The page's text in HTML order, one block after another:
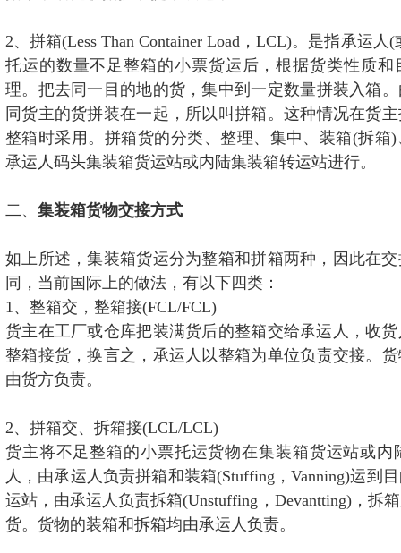
2、拼箱(Less Than Container Load，LCL)。是指承运人
托运的数量不足整箱的小票货运后，根据货类性质和
理。把去同一目的地的货，集中到一定数量拼装入箱
同货主的货拼装在一起，所以叫拼箱。这种情况在货
整箱时采用。拼箱货的分类、整理、集中、装箱(拆箱
承运人码头集装箱货运站或内陆集装箱转运站进行。
二、 集装箱货物交接方式
如上所述，集装箱货运分为整箱和拼箱两种，因此在
同，当前国际上的做法，有以下四类：
1、整箱交，整箱接(FCL/FCL)
货主在工厂或仓库把装满货后的整箱交给承运人，收
整箱接货，换言之，承运人以整箱为单位负责交接。
由货方负责。
2、拼箱交、拆箱接(LCL/LCL)
货主将不足整箱的小票托运货物在集装箱货运站或内
人，由承运人负责拼箱和装箱(Stuffing，Vanning)运到
运站，由承运人负责拆箱(Unstuffing，Devantting)，拆
货。货物的装箱和拆箱均由承运人负责。